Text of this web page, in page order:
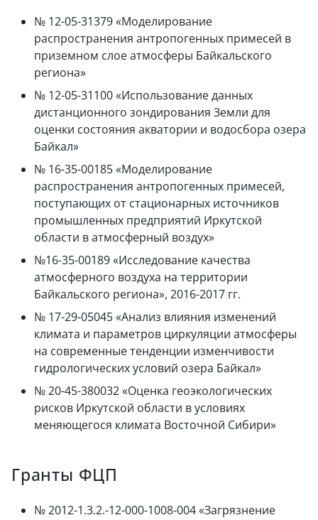
№ 12-05-31379 «Моделирование
распространения антропогенных примесей в
приземном слое атмосферы Байкальского
региона»
№ 12-05-31100 «Использование данных
дистанционного зондирования Земли для
оценки состояния акватории и водосбора озера
Байкал»
№ 16-35-00185 «Моделирование
распространения антропогенных примесей,
поступающих от стационарных источников
промышленных предприятий Иркутской
области в атмосферный воздух»
№16-35-00189 «Исследование качества
атмосферного воздуха на территории
Байкальского региона», 2016-2017 гг.
№ 17-29-05045 «Анализ влияния изменений
климата и параметров циркуляции атмосферы
на современные тенденции изменчивости
гидрологических условий озера Байкал»
№ 20-45-380032 «Оценка геоэкологических
рисков Иркутской области в условиях
меняющегося климата Восточной Сибири»
Гранты ФЦП
№ 2012-1.3.2.-12-000-1008-004 «Загрязнение